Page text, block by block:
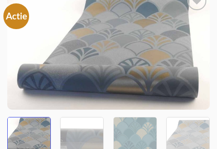
Actie
Toevoegen
aan
verlanglijst